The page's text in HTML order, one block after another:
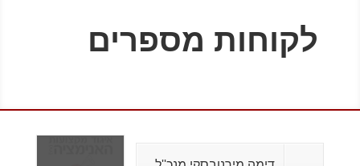
לקוחות מספרים